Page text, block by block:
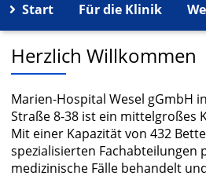
Start Für die Klinik
Herzlich Willkommen
Marien-Hospital Wesel gGmbH
Straße 8-38 ist ein mittelgroßes
Mit einer Kapazität von 432
spezialisierten Fachabteilungen
medizinische Fälle behandelt